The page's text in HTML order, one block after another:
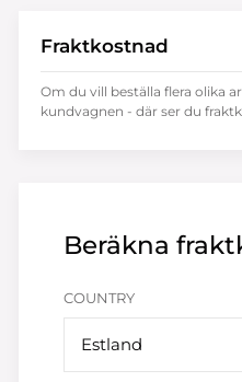
Beräkna
COUNTRY
Estland
Fraktkostnad
Om du vill beställa flera olika
kundvagnen - där ser du